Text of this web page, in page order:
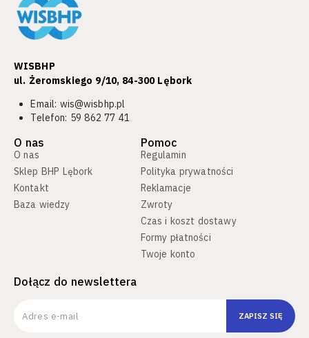
WISBHP
ul. Żeromskiego 9/10, 84-300 Lębork​
Email: wis@wisbhp.pl
Telefon: 59 862 77 41
O nas
O nas
Sklep BHP Lębork
Kontakt
Baza wiedzy
Pomoc
Regulamin
Polityka prywatności
Reklamacje
Zwroty
Czas i koszt dostawy
Formy płatności
Twoje konto
Dołącz do newslettera
ZAPISZ SIĘ